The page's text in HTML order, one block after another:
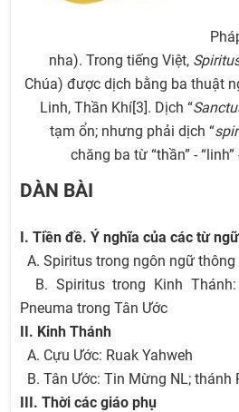
nha). Trong tiếng Việt,
Chúa) được dịch bằng ba thuật
Linh, Thần Khí[3]. Dịch “
tạm ổn; nhưng phải dịch “
chăng ba từ “thần” -
DÀN BÀI
I. Tiền đề. Ý nghĩa của các từ ngữ
A. Spiritus trong ngôn ngữ
B. Spiritus trong Kinh
Pneuma trong Tân Ước
II. Kinh Thánh
A. Cựu Ước: Ruak Yahweh
B. Tân Ước: Tin Mừng NL; thánh
III. Thời các giáo phụ